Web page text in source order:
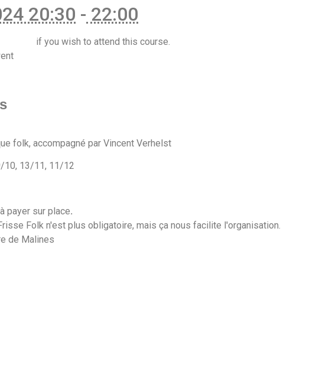
20:30 - 22:00
if you wish to attend this course.
folk, accompagné par Vincent Verhelst
10, 13/11, 11/12
payer sur place.
Folk n'est plus obligatoire, mais ça nous facilite l'organisation.
de Malines